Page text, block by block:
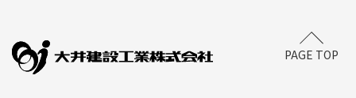
PAGE TOP